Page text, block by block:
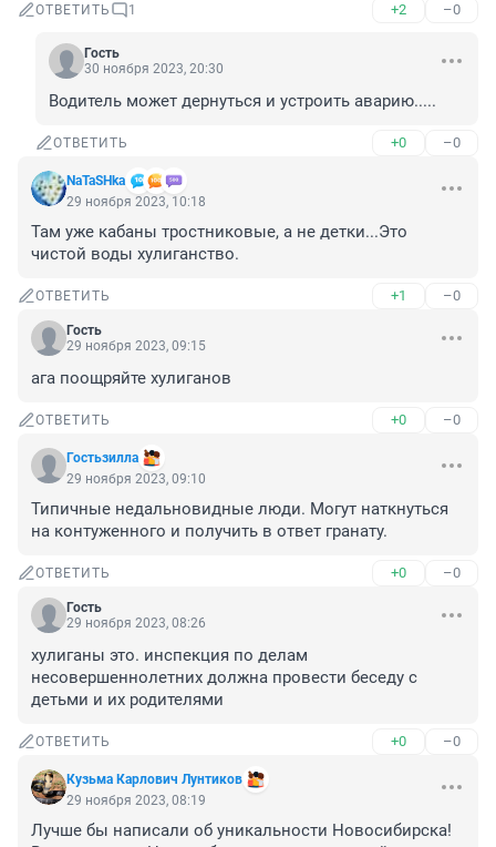
ОТВЕТИТЬ 1 +2 –0
Гость
30 ноября 2023, 20:30
Водитель может дернуться и устроить аварию.....
ОТВЕТИТЬ +0 –0
NaTaSHka
29 ноября 2023, 10:18
Там уже кабаны тростниковые, а не детки...Это
чистой воды хулиганство.
ОТВЕТИТЬ +1 –0
Гость
29 ноября 2023, 09:15
ага поощряйте хулиганов
ОТВЕТИТЬ +0 –0
Гостьзилла
29 ноября 2023, 09:10
Типичные недальновидные люди. Могут наткнуться
на контуженного и получить в ответ гранату.
ОТВЕТИТЬ +0 –0
Гость
29 ноября 2023, 08:26
хулиганы это. инспекция по делам
несовершеннолетних должна провести беседу с
детьми и их родителями
ОТВЕТИТЬ +0 –0
Кузьма Карлович Лунтиков
29 ноября 2023, 08:19
Лучше бы написали об уникальности Новосибирска!